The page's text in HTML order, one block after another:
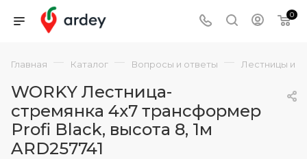
0
Главная — Каталог — Вопросы и ответы — Лестницы и
WORKY Лестница-
стремянка 4х7 трансформер
Profi Black, высота 8, 1м
ARD257741